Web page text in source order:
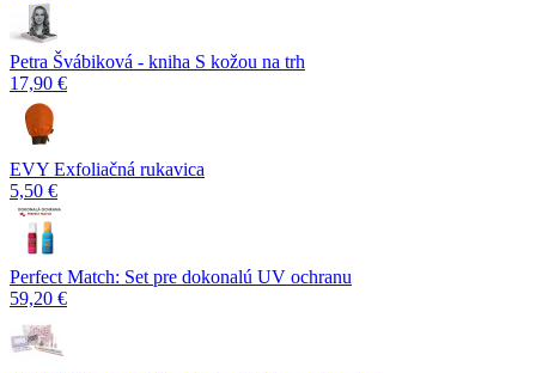
Petra Švábiková - kniha S kožou na trh
17,90 €
EVY Exfoliačná rukavica
5,50 €
Perfect Match: Set pre dokonalú UV ochranu
59,20 €